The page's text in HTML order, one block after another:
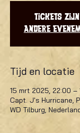
Tickets
Andere
Tijd en locatie
15 mrt 2025, 22:00
Capt. J's Hurricane,
WD Tilburg,